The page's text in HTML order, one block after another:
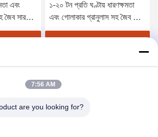
এবং
জৈব সার
পেলেটিং
১-২০ টন প্রতি ঘণ্টায় ধারণক্ষমতা
এবং গোলাকার গ্রানুলাস সহ জৈব সার
জন্য ডিস্ক পেলিটাইজার মেশিন
7:56 AM
are you looking for?